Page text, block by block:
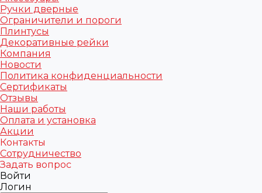
Ручки дверные
Ограничители и пороги
Плинтусы
Декоративные рейки
Компания
Новости
Политика конфиденциальности
Сертификаты
Отзывы
Наши работы
Оплата и установка
Акции
Контакты
Сотрудничество
Задать вопрос
Войти
Логин